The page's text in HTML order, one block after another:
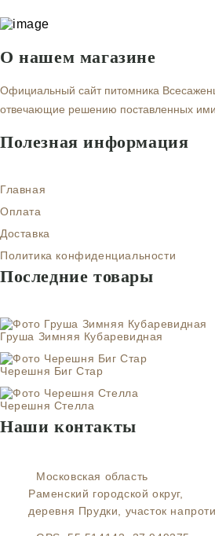
О нашем магазине
Официальный сайт питомника
отвечающие решению поставленных ими
Полезная информация
Главная
Оплата
Доставка
Политика конфиденциальности
Последние товары
Груша Зимняя Кубаревидная
Черешня Биг Стар
Черешня Стелла
Наши контакты
Московская область
Раменский городской округ,
деревня Прудки, участок